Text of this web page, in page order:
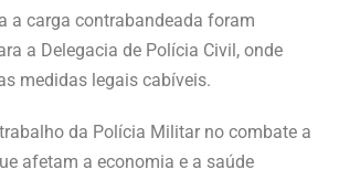
a carga contrabandeada foram
a Delegacia de Polícia Civil, onde
medidas legais cabíveis.
da Polícia Militar no combate a
afetam a economia e a saúde